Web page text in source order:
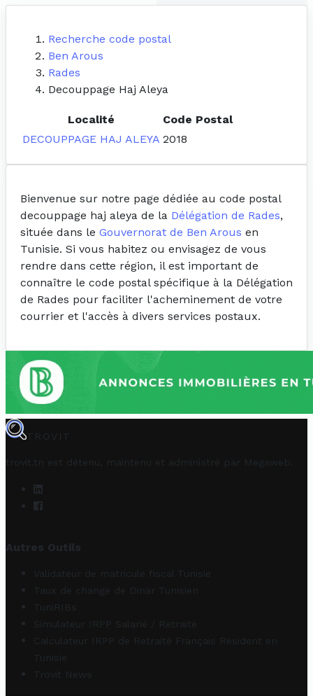
Recherche code postal
Ben Arous
Rades
Decouppage Haj Aleya
Localité
Code Postal
DECOUPPAGE HAJ ALEYA 2018
Bienvenue sur notre page dédiée au code postal
decouppage haj aleya de la Délégation de Rades,
située dans le Gouvernorat de Ben Arous en
Tunisie. Si vous habitez ou envisagez de vous
rendre dans cette région, il est important de
connaître le code postal spécifique à la Délégation
de Rades pour faciliter l'acheminement de votre
courrier et l'accès à divers services postaux.
TROVIT
trovit.tn est détenu, maintenu et administré par Megaweb
Autres Outils
Validateur de matricule fiscal Tunisie
Taux de change de Dinar Tunisien
TuniRIBs
Simulateur IRPP Salarié / Retraité
Calculateur IRPP de Retraité Français Résident en
Tunisie
Trovit News